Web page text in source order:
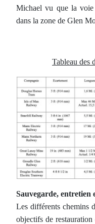
Michael vu que la voie
dans la zone de Glen
Tableau des
Sauvegarde, entretien
Les différents chemins
objectifs de